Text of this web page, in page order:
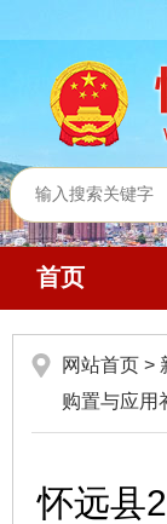
首页
网站首页 >
购置与应用
怀远县